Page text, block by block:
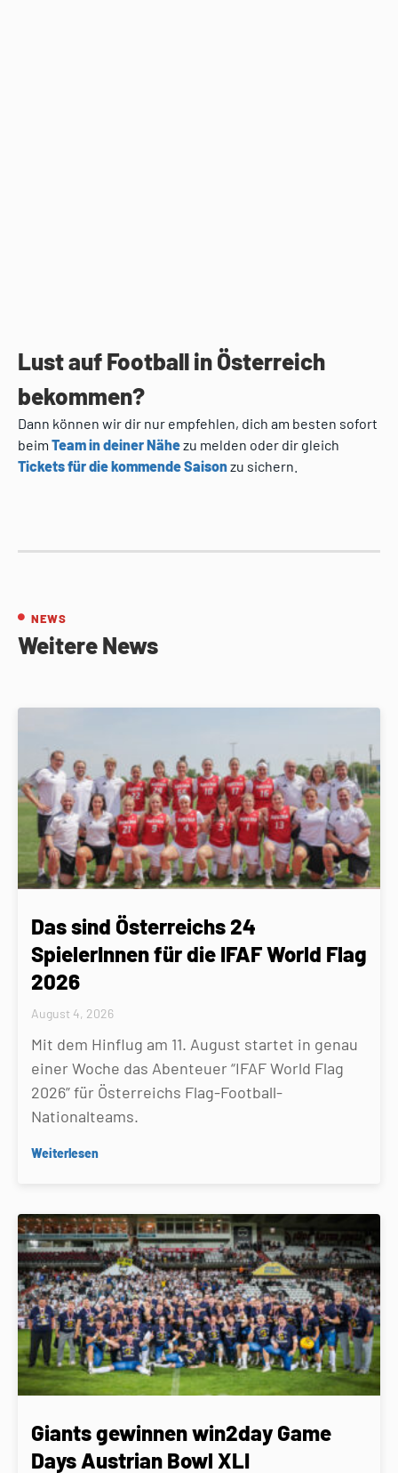
Lust auf Football in Österreich
bekommen?
Dann können wir dir nur empfehlen, dich am besten sofort
beim Team in deiner Nähezu melden oder dir gleich
Tickets für die kommende Saisonzu sichern.
NEWS
Weitere News
Das sind Österreichs 24
SpielerInnen für die IFAF World Flag
2026
August 4, 2026
Mit dem Hinflug am 11. August startet in genau
einer Woche das Abenteuer “IFAF World Flag
2026” für Österreichs Flag-Football-
Nationalteams.
Weiterlesen
Giants gewinnen win2day Game
Days Austrian Bowl XLI